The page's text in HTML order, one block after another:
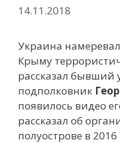
14.11.2018
Украина
Крыму
рассказал бывший
подполковник
появилось видео
рассказал об
полуострове в 2016